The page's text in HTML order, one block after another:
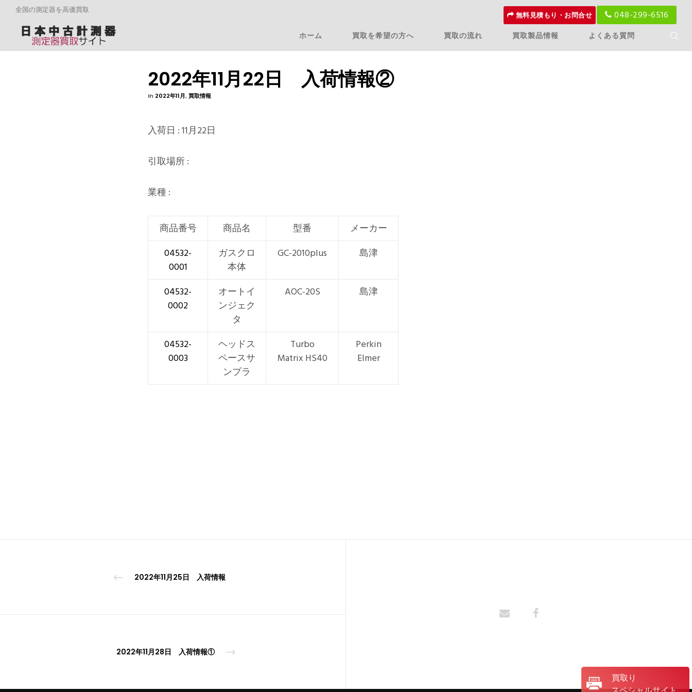
全国の測定器を高価買取 無料見積もり・お問合せ 048-299-6516
ホーム 買取を希望の方へ 買取の流れ 買取製品情報 よくある質問
2022年11月22日 入荷情報②
In 2022年11月, 買取情報
入荷日 : 11月22日
引取場所 :
業種 :
商品番号 商品名 型番
メーカー
04532-
0001
ガスクロ
本体
GC-2010plus 島津
04532-
0002
オートイ
ンジェク
タ
AOC-20S 島津
04532-
0003
ヘッドス
ペースサ
ンプラ
Turbo
Matrix HS40
Perkin
Elmer
買取り
2022年11月25日 入荷情報
2022年11月28日 入荷情報①